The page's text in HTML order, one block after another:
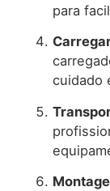
para
cuidado